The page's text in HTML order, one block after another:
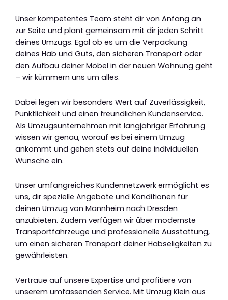
Unser kompetentes Team steht dir von Anfang an
zur Seite und plant gemeinsam mit dir jeden Schritt
deines Umzugs. Egal ob es um die Verpackung
deines Hab und Guts, den sicheren Transport oder
den Aufbau deiner Möbel in der neuen Wohnung geht
– wir kümmern uns um alles.
Dabei legen wir besonders Wert auf Zuverlässigkeit,
Pünktlichkeit und einen freundlichen Kundenservice.
Als Umzugsunternehmen mit langjähriger Erfahrung
wissen wir genau, worauf es bei einem Umzug
ankommt und gehen stets auf deine individuellen
Wünsche ein.
Unser umfangreiches Kundennetzwerk ermöglicht es
uns, dir spezielle Angebote und Konditionen für
deinen Umzug von Mannheim nach Dresden
anzubieten. Zudem verfügen wir über modernste
Transportfahrzeuge und professionelle Ausstattung,
um einen sicheren Transport deiner Habseligkeiten zu
gewährleisten.
Vertraue auf unsere Expertise und profitiere von
unserem umfassenden Service. Mit Umzug Klein aus